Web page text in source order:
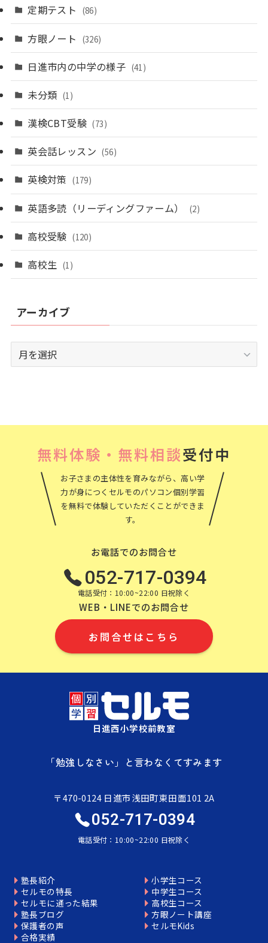
定期テスト (86)
方眼ノート (326)
日進市内の中学の様子 (41)
未分類 (1)
漢検CBT受験 (73)
英会話レッスン (56)
英検対策 (179)
英語多読（リーディングファーム） (2)
高校受験 (120)
高校生 (1)
アーカイブ
ー
無料体験・無料相談受付中
お子さまの主体性を育みながら、高い学
力が身につくセルモのパソコン個別学習
を無料で体験していただくことができま
す。
お電話でのお問合せ
052-717-0394
電話受付：10:00~22:00 日祝除く
WEB・LINEでのお問合せ
お問合せはこちら
日進西小学校前教室
「勉強しなさい」と言わなくてすみます
〒470-0124 日進市浅田町東田面101 2A
052-717-0394
電話受付：10:00~22:00 日祝除く
塾長紹介
セルモの特長
セルモに通った結果
塾長ブログ
保護者の声
合格実績
小学生コース
中学生コース
高校生コース
方眼ノート講座
セルモKids